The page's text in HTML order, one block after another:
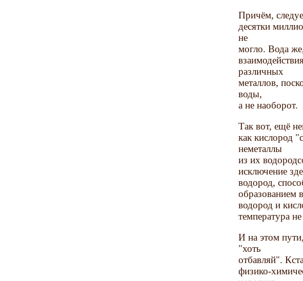
Причём,
десятки
не
могло. Вода
различных
металлов,
воды,
а не наоборот.
Так вот, ещё
как кислород
неметаллы
из их
исключение
водород,
образованием
водород и
температура
И на этом
"хоть
отбавляй".
физико-